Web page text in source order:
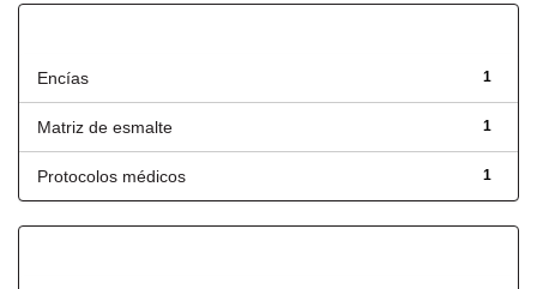
1
Encías
1
Matriz de esmalte
1
Protocolos médicos